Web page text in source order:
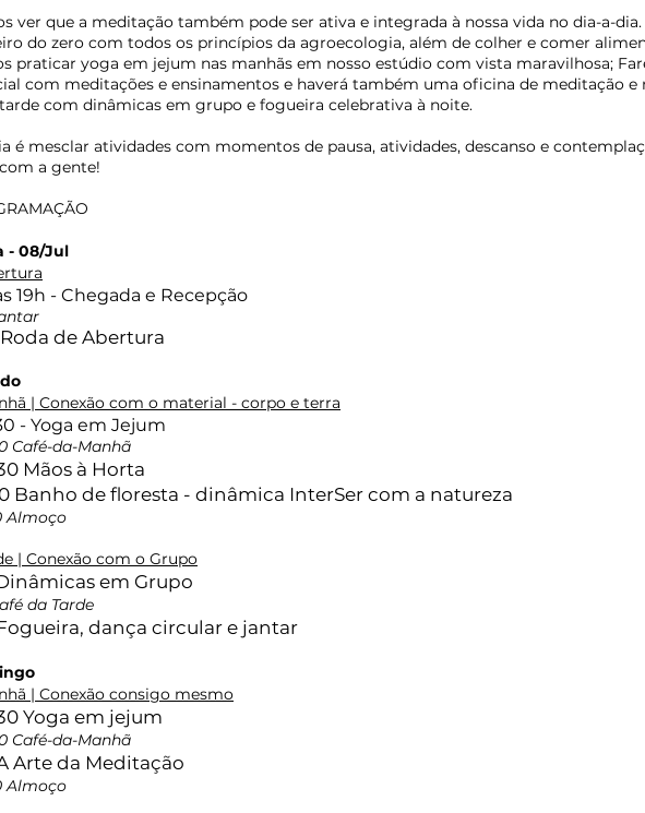
ver que a meditação também pode ser ativa e integrada à nossa vida no dia-a-
do zero com todos os princípios da agroecologia, além de colher e comer
praticar yoga em jejum nas manhãs em nosso estúdio com vista maravilhosa;
com meditações e ensinamentos e haverá também uma oficina de meditação
com dinâmicas em grupo e fogueira celebrativa à noite.
é mesclar atividades com momentos de pausa, atividades, descanso e
a gente!
- 08/Jul
19h - Chegada e Recepção
de Abertura
| Conexão com o material - corpo e terra
- Yoga em Jejum
Café-da-Manhã
Mãos à Horta
Banho de floresta - dinâmica InterSer com a natureza
Almoço
| Conexão com o Grupo
em Grupo
da Tarde
dança circular e jantar
| Conexão consigo mesmo
Yoga em jejum
Café-da-Manhã
Arte da Meditação
Almoço